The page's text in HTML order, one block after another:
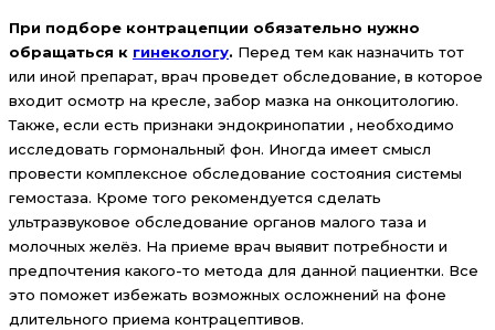
При подборе контрацепции обязательно нужно
обращаться к гинекологу. Перед тем как назначить тот
или иной препарат, врач проведет обследование, в которое
входит осмотр на кресле, забор мазка на онкоцитологию.
Также, если есть признаки эндокринопатии , необходимо
исследовать гормональный фон. Иногда имеет смысл
провести комплексное обследование состояния системы
гемостаза. Кроме того рекомендуется сделать
ультразвуковое обследование органов малого таза и
молочных желёз. На приеме врач выявит потребности и
предпочтения какого-то метода для данной пациентки. Все
это поможет избежать возможных осложнений на фоне
длительного приема контрацептивов.